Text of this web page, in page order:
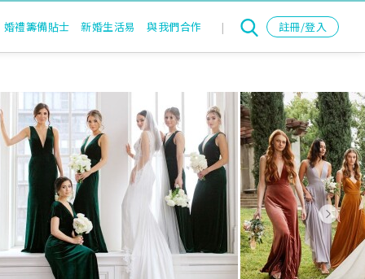
婚禮籌備貼士 新婚生活易 與我們合作 | 註冊/登入